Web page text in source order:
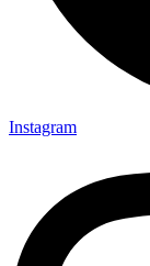
Instagram